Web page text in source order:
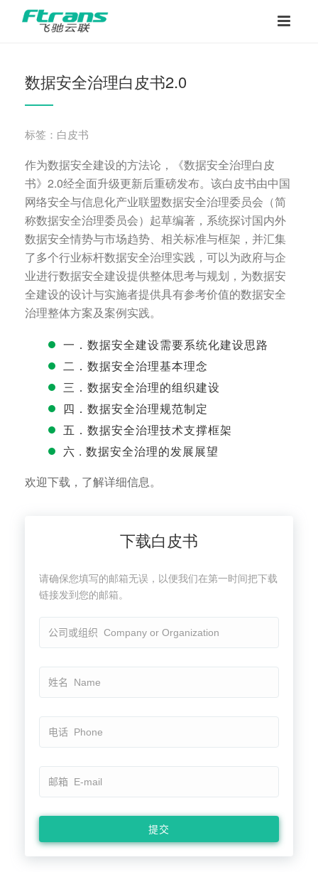
数据安全治理白皮书2.0
标签：白皮书
作为数据安全建设的方法论，《数据安全治理白皮
书》2.0经全面升级更新后重磅发布。该白皮书由中国
网络安全与信息化产业联盟数据安全治理委员会（简
称数据安全治理委员会）起草编著，系统探讨国内外
数据安全情势与市场趋势、相关标准与框架，并汇集
了多个行业标杆数据安全治理实践，可以为政府与企
业进行数据安全建设提供整体思考与规划，为数据安
全建设的设计与实施者提供具有参考价值的数据安全
治理整体方案及案例实践。
一．数据安全建设需要系统化建设思路
二．数据安全治理基本理念
三．数据安全治理的组织建设
四．数据安全治理规范制定
五．数据安全治理技术支撑框架
六 . 数据安全治理的发展展望
欢迎下载，了解详细信息。
下载白皮书
请确保您填写的邮箱无误，以便我们在第一时间把下载
链接发到您的邮箱。